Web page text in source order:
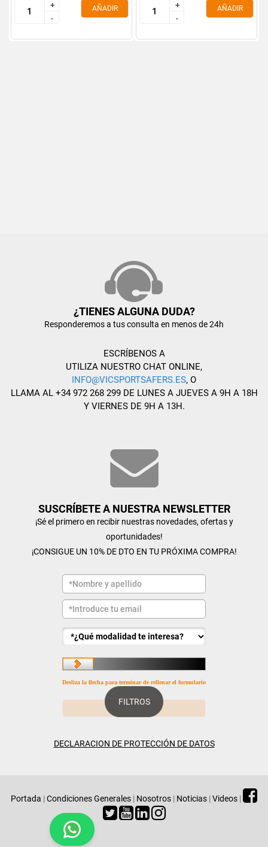
FILTROS
+
-
+
-
AÑADIR
+
-
+
-
AÑADIR
¿TIENES ALGUNA DUDA?
Responderemos a tus consulta en menos de 24h
ESCRÍBENOS A
UTILIZA NUESTRO CHAT ONLINE,
INFO@VICSPORTSAFERS.ES, O
LLAMA AL +34 972 268 299 DE LUNES A JUEVES A 9H A 18H
Y VIERNES DE 9H A 13H.
SUSCRÍBETE A NUESTRA NEWSLETTER
¡Sé el primero en recibir nuestras novedades, ofertas y
oportunidades!
¡CONSIGUE UN 10% DE DTO EN TU PRÓXIMA COMPRA!
Desliza la flecha para terminar de rellenar el formulario
DECLARACION DE PROTECCIÓN DE DATOS
Portada |Condiciones Generales | Nosotros | Noticias |Videos |